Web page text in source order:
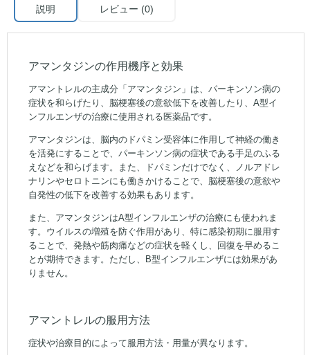
説明 レビュー (0)
アマンタジンの作用機序と効果
アマントレルの主成分「アマンタジン」は、パーキンソン病の
症状を和らげたり、脳梗塞後の意欲低下を改善したり、A型イ
ンフルエンザの治療に使用される医薬品です。
アマンタジンは、脳内のドパミン受容体に作用して神経の働き
を活発にすることで、パーキンソン病の症状である手足のふる
えなどを和らげます。また、ドパミンだけでなく、ノルアドレ
ナリンやセロトニンにも働きかけることで、脳梗塞後の意欲や
自発性の低下を改善する効果もあります。
また、アマンタジンはA型インフルエンザの治療にも使われま
す。ウイルスの増殖を防ぐ作用があり、特に感染初期に服用す
ることで、発熱や筋肉痛などの症状を軽くし、回復を早めるこ
とが期待できます。ただし、B型インフルエンザには効果があ
りません。
アマントレルの服用方法
症状や治療目的によって服用方法・用量が異なります。